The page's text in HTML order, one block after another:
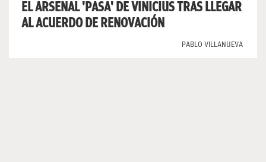
EL ARSENAL 'PASA' DE VINICIUS TRAS LLEGAR
AL ACUERDO DE RENOVACIÓN
PABLO VILLANUEVA